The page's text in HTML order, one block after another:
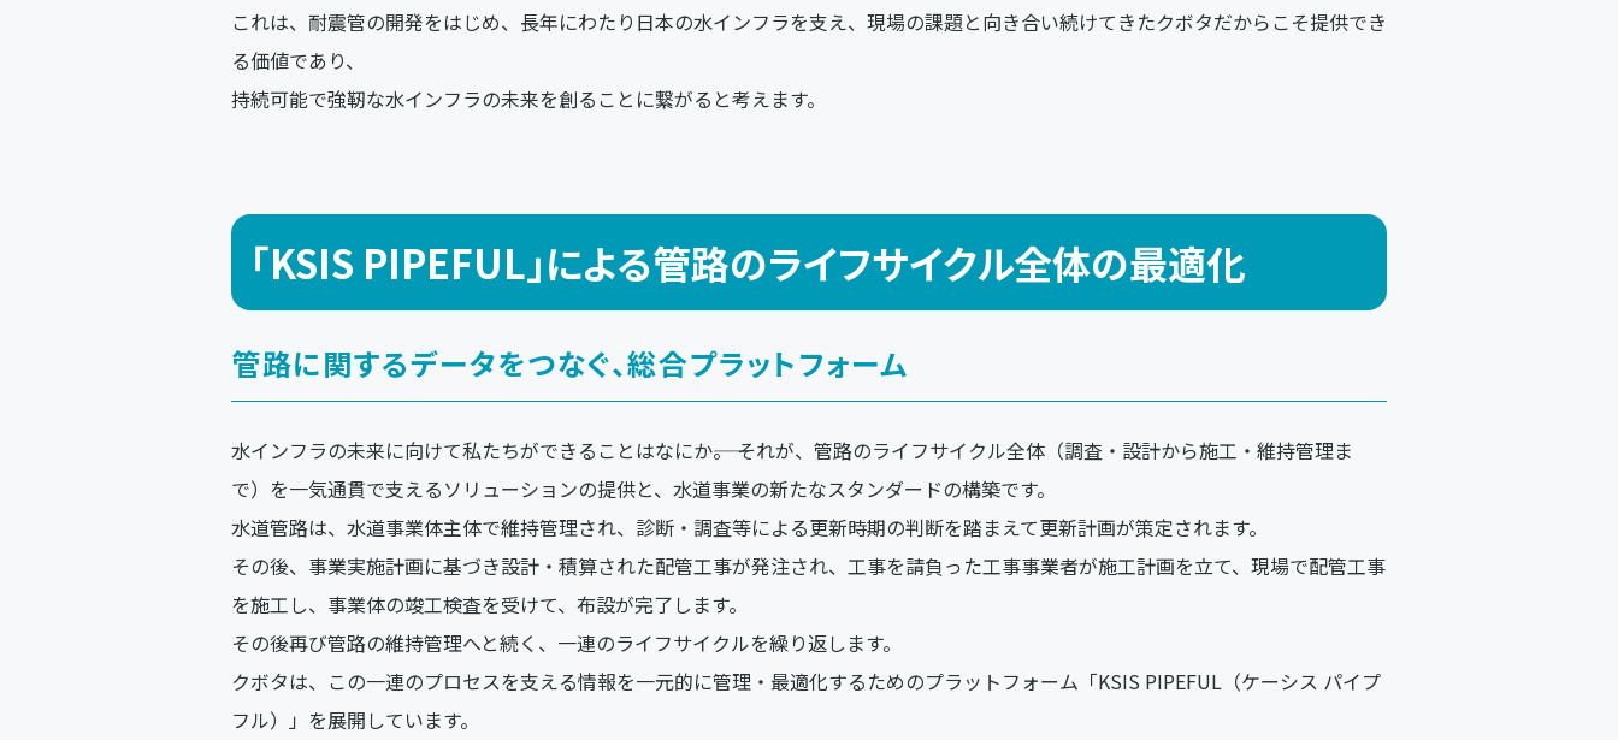
これは、耐震管の開発をはじめ、長年にわたり日本の水インフラを支え、現場の課題と向き合い続けてきたクボタだからこそ提供でき
る価値であり、
持続可能で強靭な水インフラの未来を創ることに繋がると考えます。
「KSIS PIPEFUL」による管路のライフサイクル全体の最適化
管路に関するデータをつなぐ、総合プラットフォーム
水インフラの未来に向けて私たちができることはなにか――。 それが、管路のライフサイクル全体（調査・設計から施工・維持管理ま
で）を一気通貫で支えるソリューションの提供と、水道事業の新たなスタンダードの構築です。
水道管路は、水道事業体主体で維持管理され、診断・調査等による更新時期の判断を踏まえて更新計画が策定されます。
その後、事業実施計画に基づき設計・積算された配管工事が発注され、工事を請負った工事事業者が施工計画を立て、現場で配管工事
を施工し、事業体の竣工検査を受けて、布設が完了します。
その後再び管路の維持管理へと続く、一連のライフサイクルを繰り返します。
クボタは、この一連のプロセスを支える情報を一元的に管理・最適化するためのプラットフォーム「KSIS PIPEFUL（ケーシス パイプ
フル）」を展開しています。